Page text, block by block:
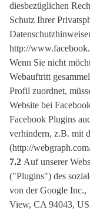
diesbezüglichen
Schutz Ihrer
http://
Wenn Sie nicht
Webauftritt
Profil zuordnet,
Website bei
Facebook Plugins
verhindern, z.B. mit
(http://
7.2 Auf unserer
("Plugins") des
von der Google Inc.,
View, CA 94043,